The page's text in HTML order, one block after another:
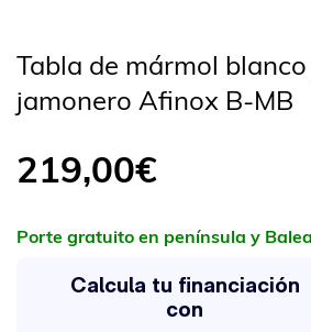
Tabla de mármol
jamonero Afinox B-MB
219,00€
Porte gratuito en península y